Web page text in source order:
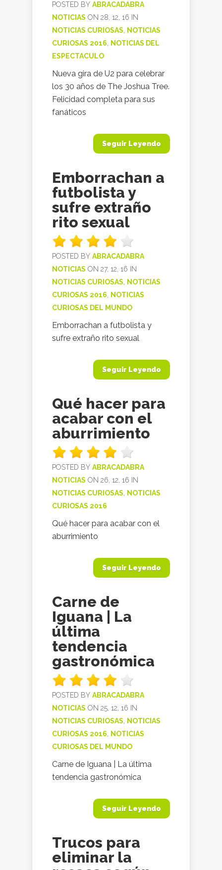
POSTED BY ABRACADABRA
NOTICIAS ON 28, 12, 16 IN
NOTICIAS CURIOSAS
NOTICIAS
CURIOSAS 2016
NOTICIAS DEL
ESPECTACULO
Nueva gira de U2 para celebrar
los 30 años de The Joshua Tree.
Felicidad completa para sus
fanáticos
Seguir Leyendo
Emborrachan a
futbolista y
sufre extraño
rito sexual
POSTED BY ABRACADABRA
NOTICIAS ON 27, 12, 16 IN
NOTICIAS CURIOSAS
NOTICIAS
CURIOSAS 2016
NOTICIAS
CURIOSAS DEL MUNDO
Emborrachan a futbolista y
sufre extraño rito sexual
Seguir Leyendo
Qué hacer para
acabar con el
aburrimiento
POSTED BY ABRACADABRA
NOTICIAS ON 26, 12, 16 IN
NOTICIAS CURIOSAS
NOTICIAS
CURIOSAS 2016
Qué hacer para acabar con el
aburrimiento
Seguir Leyendo
Carne de
Iguana | La
última
tendencia
gastronómica
POSTED BY ABRACADABRA
NOTICIAS ON 25, 12, 16 IN
NOTICIAS CURIOSAS
NOTICIAS
CURIOSAS 2016
NOTICIAS
CURIOSAS DEL MUNDO
Carne de Iguana | La última
tendencia gastronómica
Seguir Leyendo
Trucos para
eliminar la